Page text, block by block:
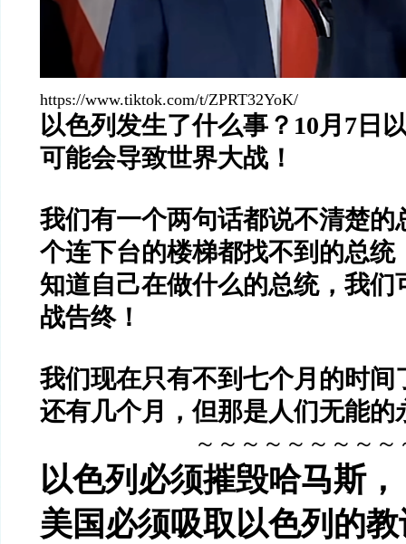
https://www.tiktok.com/t/ZPRT32YoK/
以色列发生了什么事？10月7日
可能会导致世界大战！
我们有一个两句话都说不清楚的
个连下台的楼梯都找不到的总统
知道自己在做什么的总统，我们
战告终！
我们现在只有不到七个月的时间
还有几个月，但那是人们无能
～～～～～～～～～
以色列必须摧毁哈马斯，
美国必须吸取以色列的